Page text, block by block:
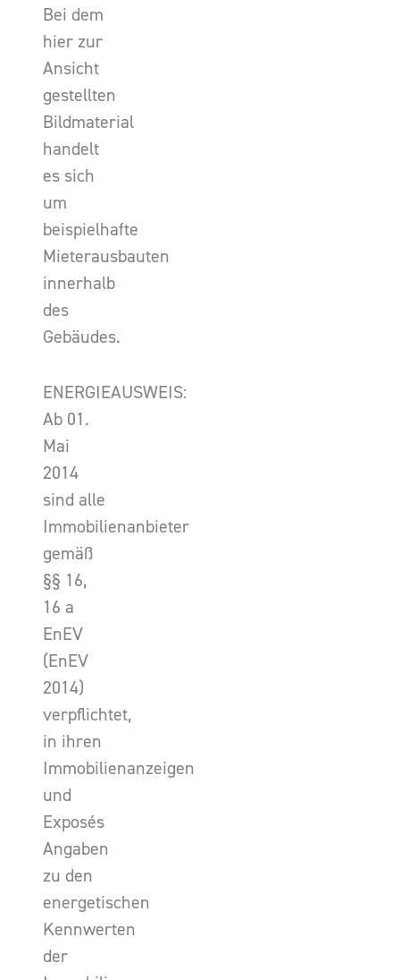
Bei dem
hier zur
Ansicht
gestellten
Bildmaterial
handelt
es sich
um
beispielhafte
Mieterausbauten
innerhalb
des
Gebäudes.
ENERGIEAUSWEIS:
Ab 01.
Mai
2014
sind alle
Immobilienanbieter
gemäß
§§ 16,
16 a
EnEV
(EnEV
2014)
verpflichtet,
in ihren
Immobilienanzeigen
und
Exposés
Angaben
zu den
energetischen
Kennwerten
der